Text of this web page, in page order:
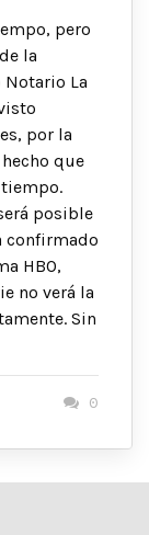
pero
la
La
por la
que
posible
confirmado
HBO,
no verá la
Sin
0